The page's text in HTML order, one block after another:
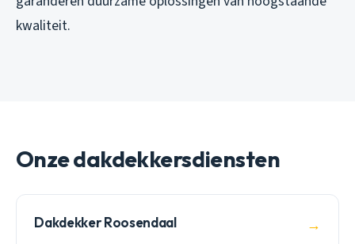
kwaliteit.
Onze dakdekkersdiensten
Dakdekker Roosendaal →